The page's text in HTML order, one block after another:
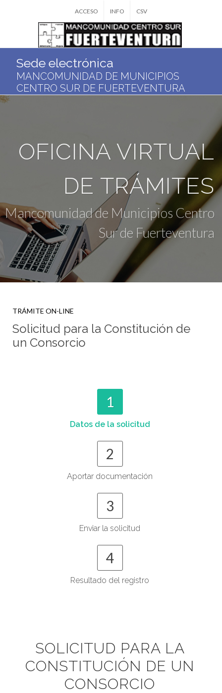
ACCESO INFO CSV
Sede electrónica
MANCOMUNIDAD DE MUNICIPIOS
CENTRO SUR DE FUERTEVENTURA
OFICINA VIRTUAL
DE TRÁMITES
Mancomunidad de Municipios Centro
Sur de Fuerteventura
TRÁMITE ON-LINE
Solicitud para la Constitución de
un Consorcio
1
Datos de la solicitud
2
Aportar documentación
3
Enviar la solicitud
4
Resultado del registro
SOLICITUD PARA LA
CONSTITUCIÓN DE UN
CONSORCIO